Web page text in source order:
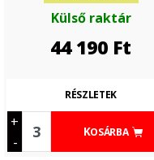
Külső raktár
44 190 Ft
+
-
KOSÁRBA
RÉSZLETEK